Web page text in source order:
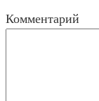
Комментарий